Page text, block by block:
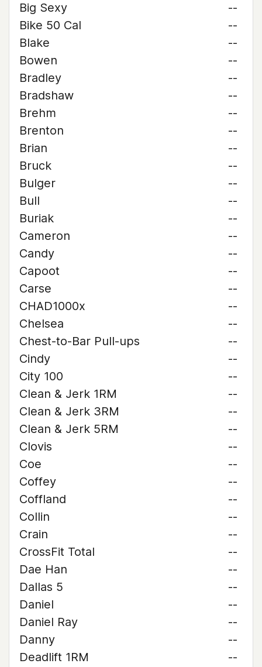
Big Sexy
--
Bike 50 Cal
--
Blake
--
Bowen
--
Bradley
--
Bradshaw
--
Brehm
--
Brenton
--
Brian
--
Bruck
--
Bulger
--
Bull
--
Buriak
--
Cameron
--
Candy
--
Capoot
--
Carse
--
CHAD1000x
--
Chelsea
--
Chest-to-Bar Pull-ups
--
Cindy
--
City 100
--
Clean & Jerk 1RM
--
Clean & Jerk 3RM
--
Clean & Jerk 5RM
--
Clovis
--
Coe
--
Coffey
--
Coffland
--
Collin
--
Crain
--
CrossFit Total
--
Dae Han
--
Dallas 5
--
Daniel
--
Daniel Ray
--
Danny
--
Deadlift 1RM
--